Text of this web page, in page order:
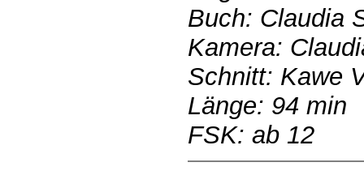
Buch: Claudia
Kamera:
Schnitt: Kawe
Länge: 94 min
FSK: ab 12